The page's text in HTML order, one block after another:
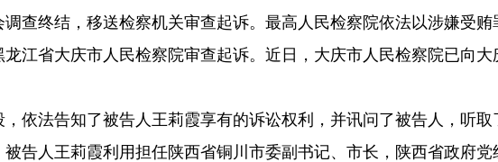
查终结，移送检察机关审查起诉。最高人民检察院依法以涉嫌受贿
江省大庆市人民检察院审查起诉。近日，大庆市人民检察院已向大
依法告知了被告人王莉霞享有的诉讼权利，并讯问了被告人，听取
告人王莉霞利用担任陕西省铜川市委副书记、市长，陕西省政府党